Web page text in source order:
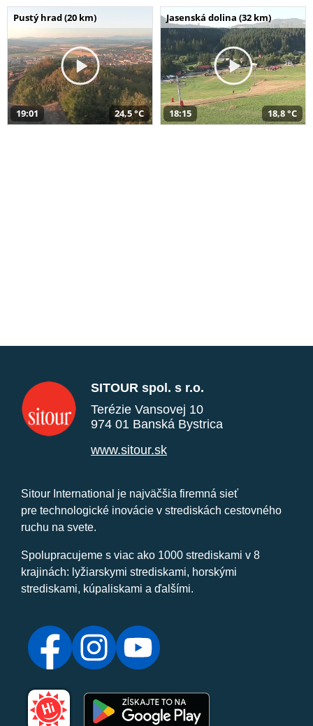
Pustý hrad (20 km)
19:01 24,5 °C
Jasenská dolina (32 km)
18:15 18,8 °C
SITOUR spol. s r.o.
Terézie Vansovej 10
974 01 Banská Bystrica
www.sitour.sk
Sitour International je najväčšia firemná sieť
pre technologické inovácie v strediskách cestovného
ruchu na svete.
Spolupracujeme s viac ako 1000 strediskami v 8
krajinách: lyžiarskymi strediskami, horskými
strediskami, kúpaliskami a ďalšími.